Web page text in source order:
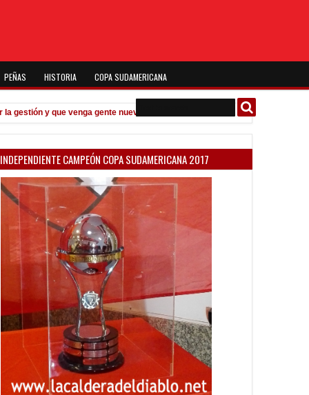
PEÑAS HISTORIA COPA SUDAMERICANA
y que venga gente nueva" Todo confirmado en la Copa
INDEPENDIENTE CAMPEÓN COPA SUDAMERICANA 2017